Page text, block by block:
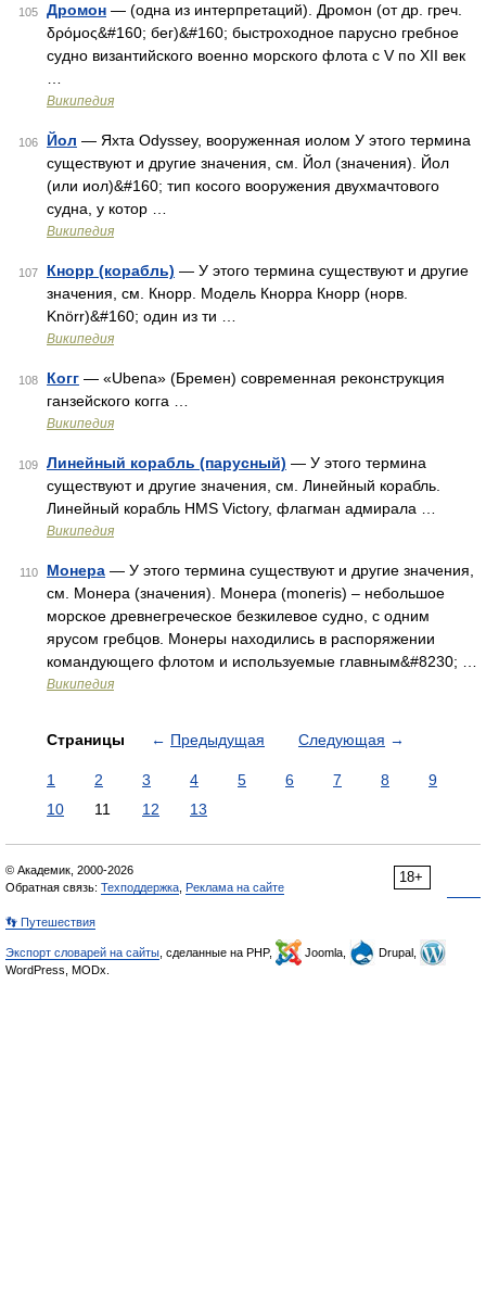
105 Дромон — (одна из интерпретаций). Дромон (от др. греч.
δρόμος&#160; бег)&#160; быстроходное парусно гребное
судно византийского военно морского флота с V по XII век
Википедия
106 Йол — Яхта Odyssey, вооруженная иолом У этого термина
существуют и другие значения, см. Йол (значения). Йол
(или иол)&#160; тип косого вооружения двухмачтового
судна, у котор …
Википедия
107 Кнорр (корабль) — У этого термина существуют и другие
значения, см. Кнорр. Модель Кнорра Кнорр (норв.
Knörr)&#160; один из ти …
Википедия
108 Когг — «Ubena» (Бремен) современная реконструкция
ганзейского когга …
Википедия
109 Линейный корабль (парусный) — У этого термина
существуют и другие значения, см. Линейный корабль.
Линейный корабль HMS Victory, флагман адмирала …
Википедия
110 Монера — У этого термина существуют и другие значения,
см. Монера (значения). Монера (moneris) – небольшое
морское древнегреческое безкилевое судно, с одним
ярусом гребцов. Монеры находились в распоряжении
командующего флотом и используемые главным&#8230; …
Википедия
Страницы ← Предыдущая Следующая →
1 2 3 4 5 6 7 8
9
10
11 12 13
18+
© Академик, 2000-2026
Обратная связь: Техподдержка Реклама на сайте
👣 Путешествия
Экспорт словарей на сайты , сделанные на PHP, Joomla,
Drupal,
WordPress, MODx.